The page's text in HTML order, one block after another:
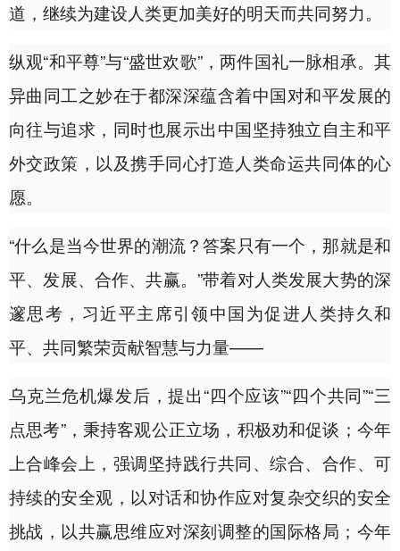
道，继续为建设人类更加美好的明天而共同努力。
纵观“和平尊”与“盛世欢歌”，两件国礼一脉相承。其
异曲同工之妙在于都深深蕴含着中国对和平发展的
向往与追求，同时也展示出中国坚持独立自主和平
外交政策，以及携手同心打造人类命运共同体的心
愿。
“什么是当今世界的潮流？答案只有一个，那就是和
平、发展、合作、共赢。”带着对人类发展大势的深
邃思考，习近平主席引领中国为促进人类持久和
平、共同繁荣贡献智慧与力量——
乌克兰危机爆发后，提出“四个应该”“四个共同”“三
点思考”，秉持客观公正立场，积极劝和促谈；今年
上合峰会上，强调坚持践行共同、综合、合作、可
持续的安全观，以对话和协作应对复杂交织的安全
挑战，以共赢思维应对深刻调整的国际格局；今年